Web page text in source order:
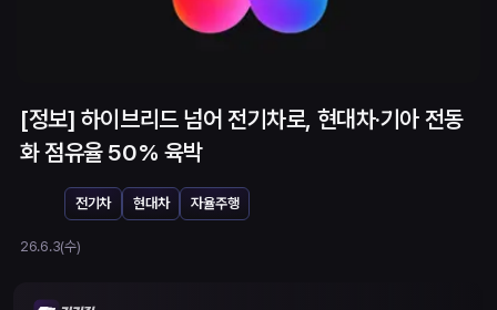
[정보] 하이브리드 넘어 전기차로, 현대차·기아 전동
화 점유율 50% 육박
전기차 현대차 자율주행
26.6.3(수)